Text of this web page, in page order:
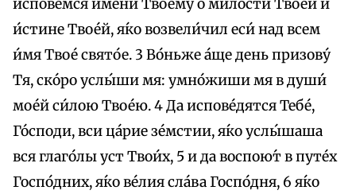
испове́мся и́мени Твоему́ о ми́лости Твое́й и
и́стине Твое́й, я́ко возвели́чил еси́ над всем
и́мя Твое́ свято́е. 3 Во́ньже а́ще день призову́
Тя, ско́ро услы́ши мя: умно́жиши мя в души́
мое́й си́лою Твое́ю. 4 Да испове́дятся Тебе́,
Го́споди, вси ца́рие зе́мстии, я́ко услы́шаша
вся глаго́лы уст Твои́х, 5 и да воспою́т в путе́х
Госпо́дних, я́ко ве́лия сла́ва Госпо́дня, 6 я́ко